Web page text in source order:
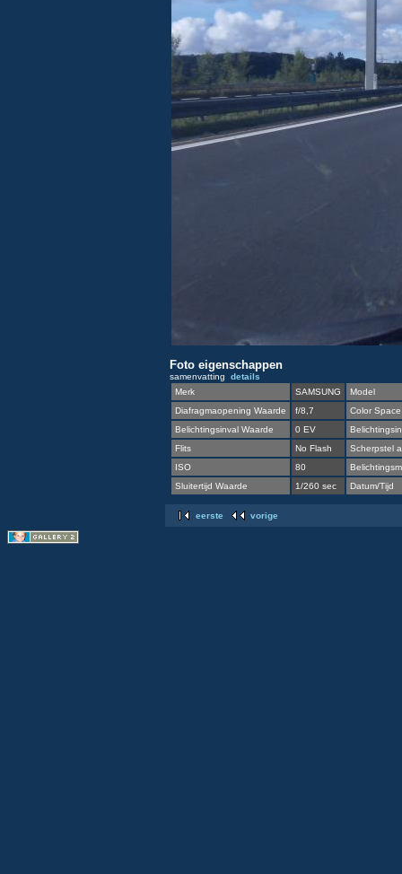
Foto eigenschappen
samenvatting details
Merk
SAMSUNG
Model
Diafragmaopening Waarde
f/8,7
Color Space
Belichtingsinval Waarde
0 EV
Flits
No Flash
Scherpstel
ISO
80
Sluitertijd Waarde
1/260 sec Datum/Tijd
eerste vorige